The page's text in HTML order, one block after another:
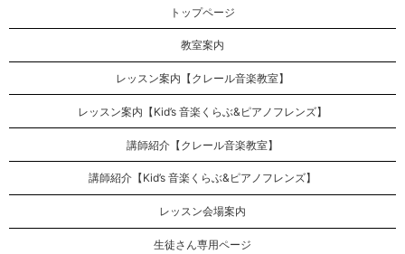
トップページ
教室案内
レッスン案内【クレール音楽教室】
レッスン案内【Kid’s 音楽くらぶ&ピアノフレンズ】
講師紹介【クレール音楽教室】
講師紹介【Kid’s 音楽くらぶ&ピアノフレンズ】
レッスン会場案内
生徒さん専用ページ